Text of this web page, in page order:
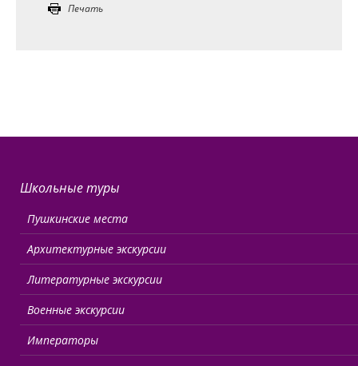
Печать
Школьные туры
Пушкинские места
Архитектурные экскурсии
Литературные экскурсии
Военные экскурсии
Императоры